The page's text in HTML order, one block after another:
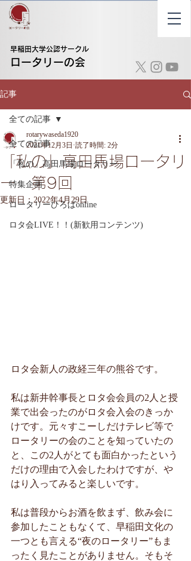
​ロータリーの会
早稲田大学公認サークル
記事
全ての記事
「私の」高田馬場ロータリー
特集企画
ロータリーひろばonline
ロタ会LIVE！！(新歓用コンテンツ)
全ての記事
「私の」高田馬場ロータリ
ー 第9回
rotarywaseda1920
2021年12月3日 読了時間: 2分
更新日：2022年4月29日
ロタ会新人の政経三年の熊谷です。
私は新井幹事長とロタ会会員の2人と授
業で出会ったのがロタ会入会のきっか
けです。元々すこーしだけテレビ等で
ロータリーの会のことを知っていたの
と、この2人がとても面白かったという
だけの理由で入会したわけですが、や
はり入ってみると楽しいです。
私は普段からお酒を飲まず、飲み会に
参加したこともなくて、早稲田文化の
一つとも言える“夜のロータリー”もま
ったく見たことがありません。そもそ